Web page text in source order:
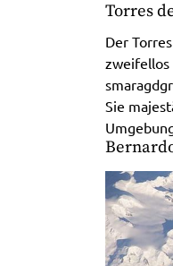
Torres
Der
zweifellos
Sie